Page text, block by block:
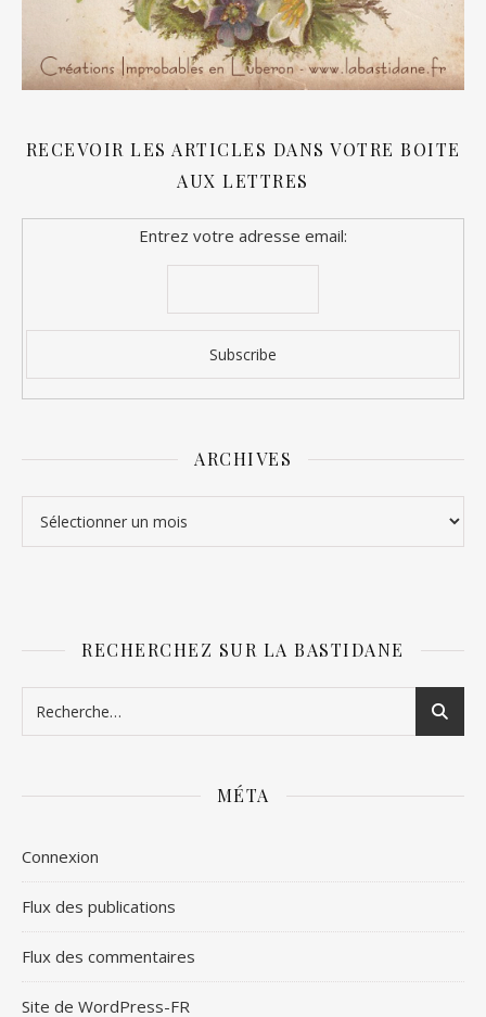
RECEVOIR LES ARTICLES DANS VOTRE BOITE
AUX LETTRES
Entrez votre adresse email:
ARCHIVES
RECHERCHEZ SUR LA BASTIDANE
MÉTA
Connexion
Flux des publications
Flux des commentaires
Site de WordPress-FR